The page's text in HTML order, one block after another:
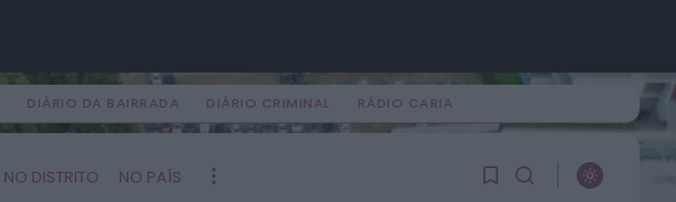
DIÁRIO DA BAIRRADA DIÁRIO CRIMINAL RÁDIO CARIA
NO DISTRITO NO PAÍS
PROCURAR